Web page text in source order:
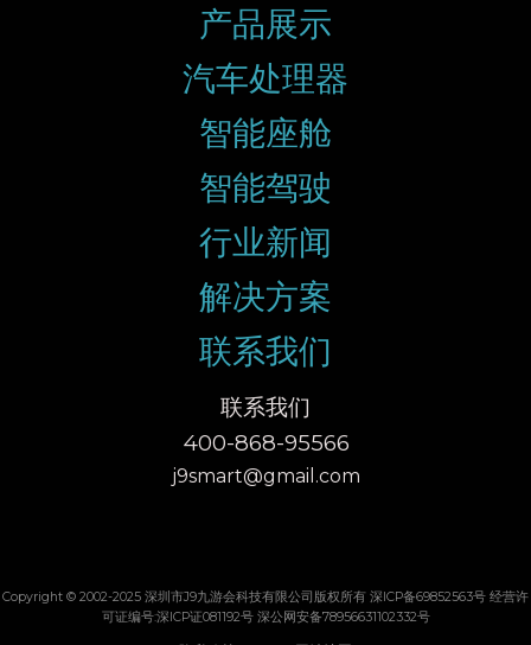
产品展示
汽车处理器
智能座舱
智能驾驶
行业新闻
解决方案
联系我们
联系我们
400-868-95566
j9smart@gmail.com
Copyright © 2002-2025 深圳市J9九游会科技有限公司版权所有 深ICP备69852563号 经营许
可证编号:深ICP证081192号 深公网安备78956631102332号